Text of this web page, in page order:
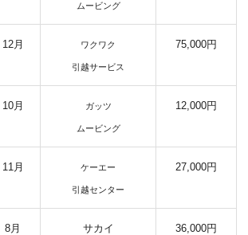
ムービング
12月 ワクワク
引越サービス
75,000円
10月 ガッツ
ムービング
12,000円
11月 ケーエー
引越センター
27,000円
8月 サカイ 36,000円